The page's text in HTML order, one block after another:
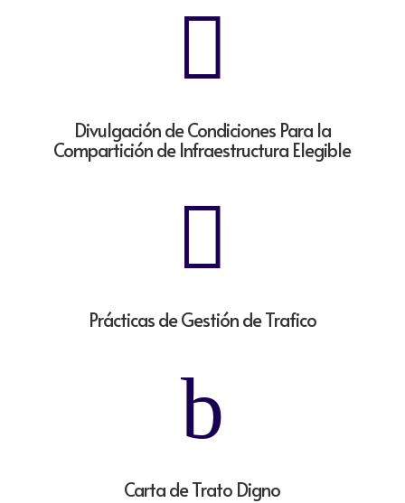

Divulgación de Condiciones Para la
Compartición de Infraestructura Elegible

Prácticas de Gestión de Trafico
b
Carta de Trato Digno